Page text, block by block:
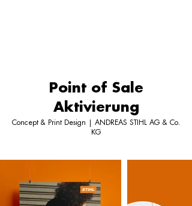
Point of Sale
Aktivierung
Concept & Print Design | ANDREAS STIHL AG & Co.
KG